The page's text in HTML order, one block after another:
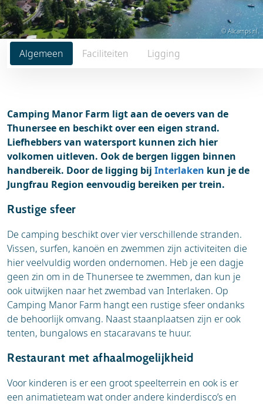
Algemeen Faciliteiten Ligging
© Allcamps.nl
Camping Manor Farm ligt aan de oevers van de
Thunersee en beschikt over een eigen strand.
Liefhebbers van watersport kunnen zich hier
volkomen uitleven. Ook de bergen liggen binnen
handbereik. Door de ligging bij Interlaken kun je de
Jungfrau Region eenvoudig bereiken per trein.
Rustige sfeer
De camping beschikt over vier verschillende stranden.
Vissen, surfen, kanoën en zwemmen zijn activiteiten die
hier veelvuldig worden ondernomen. Heb je een dagje
geen zin om in de Thunersee te zwemmen, dan kun je
ook uitwijken naar het zwembad van Interlaken. Op
Camping Manor Farm hangt een rustige sfeer ondanks
de behoorlijk omvang. Naast staanplaatsen zijn er ook
tenten, bungalows en stacaravans te huur.
Restaurant met afhaalmogelijkheid
Voor kinderen is er een groot speelterrein en ook is er
een animatieteam wat onder andere kinderdisco’s en